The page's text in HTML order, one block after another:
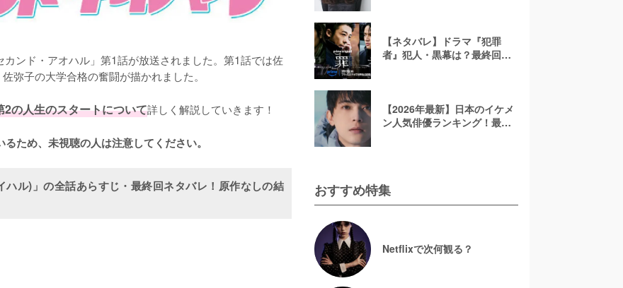
ンド・アオハル」第1話が放送されました。第1話では佐
弥子の大学合格の奮闘が描かれました。
の人生のスタートについて詳しく解説していきます！
ため、未視聴の人は注意してください。
ハル)」の全話あらすじ・最終回ネタバレ！原作なしの結
【ネタバレ】ドラマ『犯罪
者』犯人・黒幕は？最終回ラ
【2026年最新】日本のイケメ
ン人気俳優ランキング！最も
おすすめ特集
Netflixで次何観る？